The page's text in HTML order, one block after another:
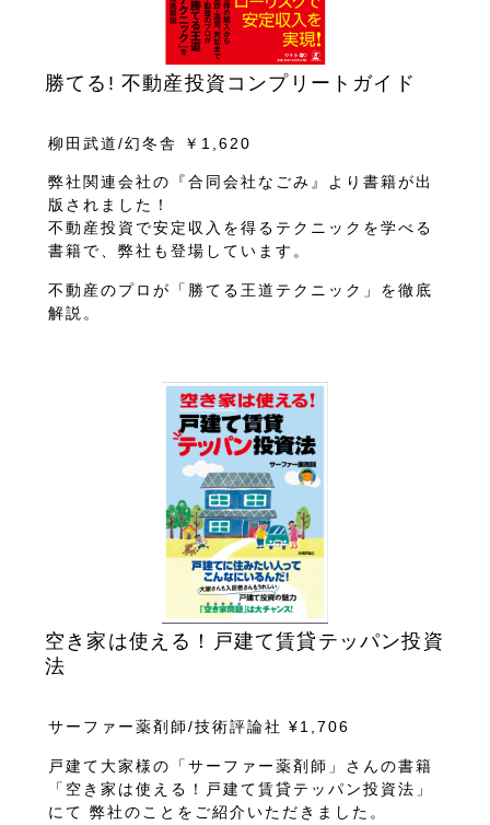
勝てる! 不動産投資コンプリートガイド
柳田武道/幻冬舎 ￥1,620
弊社関連会社の『合同会社なごみ』より書籍が出
版されました！
不動産投資で安定収入を得るテクニックを学べる
書籍で、弊社も登場しています。
不動産のプロが「勝てる王道テクニック」を徹底
解説。
空き家は使える！戸建て賃貸テッパン投資
法
サーファー薬剤師/技術評論社 ¥1,706
戸建て大家様の「サーファー薬剤師」さんの書籍
「空き家は使える！戸建て賃貸テッパン投資法」
にて 弊社のことをご紹介いただきました。